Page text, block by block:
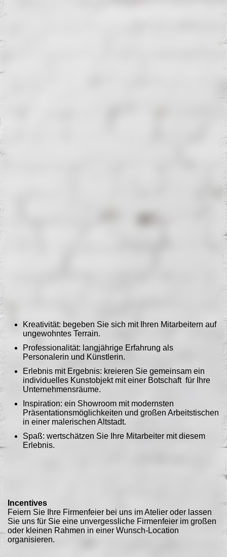
Kreativität: begeben Sie sich mit Ihren Mitarbeitern auf
ungewohntes Terrain.
Professionalität: langjährige Erfahrung als
Personalerin und Künstlerin.
Erlebnis mit Ergebnis: kreieren Sie gemeinsam ein
individuelles Kunstobjekt mit einer Botschaft für Ihre
Unternehmensräume.
Inspiration: ein Showroom mit modernsten
Präsentationsmöglichkeiten und großen Arbeitstischen
in einer malerischen Altstadt.
Spaß: wertschätzen Sie Ihre Mitarbeiter mit diesem
Erlebnis.
Incentives
Feiern Sie Ihre Firmenfeier bei uns im Atelier oder lassen
Sie uns für Sie eine unvergessliche Firmenfeier im großen
oder kleinen Rahmen in einer Wunsch-Location
organisieren.